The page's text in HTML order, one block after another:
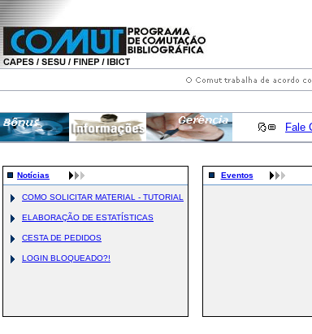
Fale
Notícias
COMO SOLICITAR MATERIAL - TUTORIAL
ELABORAÇÃO DE ESTATÍSTICAS
CESTA DE PEDIDOS
LOGIN BLOQUEADO?!
Eventos